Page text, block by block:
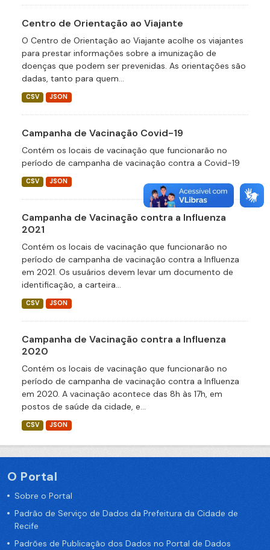
Centro de Orientação ao Viajante
O Centro de Orientação ao Viajante acolhe os viajantes
para prestar informações sobre a imunização de
doenças que podem ser prevenidas. As orientações são
dadas, tanto para quem...
CSV JSON
Campanha de Vacinação Covid-19
Contém os locais de vacinação que funcionarão no
período de campanha de vacinação contra a Covid-19
CSV JSON
Campanha de Vacinação contra a Influenza
2021
Contém os locais de vacinação que funcionarão no
período de campanha de vacinação contra a Influenza
em 2021. Os usuários devem levar um documento de
identificação, a carteira...
CSV JSON
Campanha de Vacinação contra a Influenza
2020
Contém os locais de vacinação que funcionarão no
período de campanha de vacinação contra a Influenza
em 2020. A vacinação acontece das 8h às 17h, em
postos de saúde da cidade, e...
CSV JSON
O Portal
Sobre o Portal
Padrão de Serviço de Dados da Prefeitura da Cidade de
Recife
Padrões de Publicação dos Dados no Portal de Dados